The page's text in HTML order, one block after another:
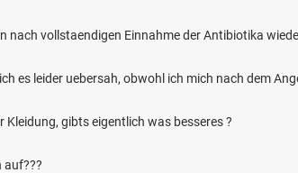
nach vollstaendigen Einnahme der Antibiotika
es leider uebersah, obwohl ich mich nach dem
Kleidung, gibts eigentlich was besseres ?
auf???